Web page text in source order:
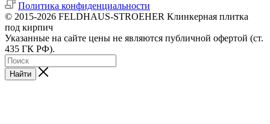
Политика конфиденциальности
© 2015-2026 FELDHAUS-STROEHER Клинкерная плитка
под кирпич
Указанные на сайте цены не являются публичной офертой (ст.
435 ГК РФ).
Найти